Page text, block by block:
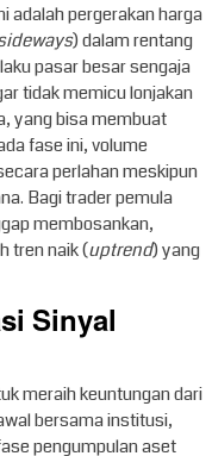
adalah pergerakan harga
) dalam rentang
pasar besar sengaja
tidak memicu lonjakan
yang bisa membuat
fase ini, volume
perlahan meskipun
Bagi trader pemula
membosankan,
tren naik (uptrend) yang
Sinyal
meraih keuntungan dari
bersama institusi,
pengumpulan aset